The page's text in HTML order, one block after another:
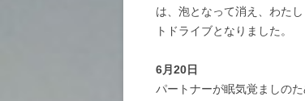
は、泡となって消え、わた
トドライブとなりました。
6月20日
パートナーが眠気覚ましの